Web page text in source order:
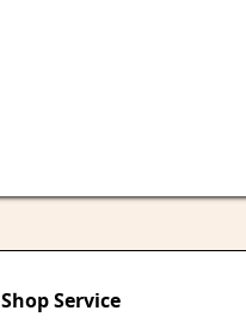
Shop Service